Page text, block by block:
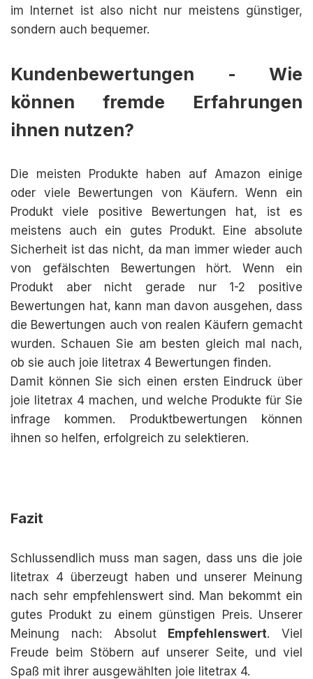
im Internet ist also nicht nur meistens günstiger,
sondern auch bequemer.
Kundenbewertungen - Wie
können fremde Erfahrungen
ihnen nutzen?
Die meisten Produkte haben auf Amazon einige
oder viele Bewertungen von Käufern. Wenn ein
Produkt viele positive Bewertungen hat, ist es
meistens auch ein gutes Produkt. Eine absolute
Sicherheit ist das nicht, da man immer wieder auch
von gefälschten Bewertungen hört. Wenn ein
Produkt aber nicht gerade nur 1-2 positive
Bewertungen hat, kann man davon ausgehen, dass
die Bewertungen auch von realen Käufern gemacht
wurden. Schauen Sie am besten gleich mal nach,
ob sie auch joie litetrax 4 Bewertungen finden.
Damit können Sie sich einen ersten Eindruck über
joie litetrax 4 machen, und welche Produkte für Sie
infrage kommen. Produktbewertungen können
ihnen so helfen, erfolgreich zu selektieren.
Fazit
Schlussendlich muss man sagen, dass uns die joie
litetrax 4 überzeugt haben und unserer Meinung
nach sehr empfehlenswert sind. Man bekommt ein
gutes Produkt zu einem günstigen Preis. Unserer
Meinung nach: Absolut
Empfehlenswert. Viel
Freude beim Stöbern auf unserer Seite, und viel
Spaß mit ihrer ausgewählten joie litetrax 4.